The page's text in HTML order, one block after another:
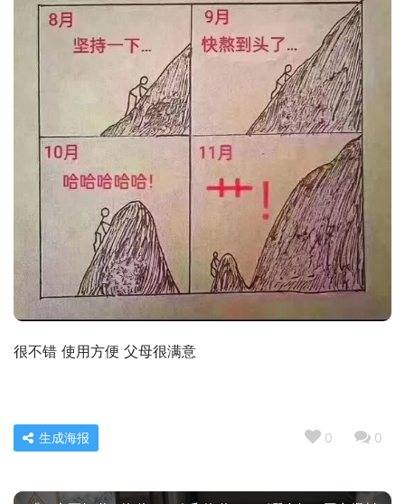
很不错 使用方便 父母很满意
0 0
生成海报